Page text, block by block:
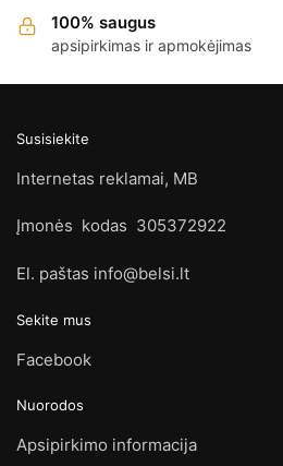
100% saugus
apsipirkimas ir apmokėjimas
Susisiekite
Internetas reklamai, MB
Įmonės kodas 305372922
El. paštas info@belsi.lt
Sekite mus
Facebook
Nuorodos
Apsipirkimo informacija